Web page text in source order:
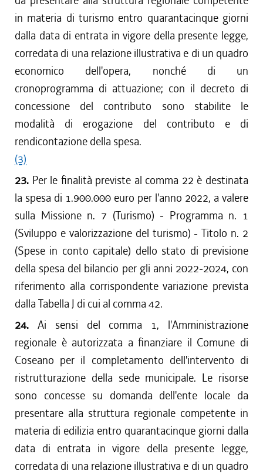
in materia di turismo entro quarantacinque giorni
dalla data di entrata in vigore della presente legge,
corredata di una relazione illustrativa e di un quadro
economico dell'opera, nonché di un
cronoprogramma di attuazione; con il decreto di
concessione del contributo sono stabilite le
modalità di erogazione del contributo e di
rendicontazione della spesa.
(3)
23. Per le finalità previste al comma 22 è destinata
la spesa di 1.900.000 euro per l'anno 2022, a valere
sulla Missione n. 7 (Turismo) - Programma n. 1
(Sviluppo e valorizzazione del turismo) - Titolo n. 2
(Spese in conto capitale) dello stato di previsione
della spesa del bilancio per gli anni 2022-2024, con
riferimento alla corrispondente variazione prevista
dalla Tabella J di cui al comma 42.
24. Ai sensi del comma 1, l'Amministrazione
regionale è autorizzata a finanziare il Comune di
Coseano per il completamento dell'intervento di
ristrutturazione della sede municipale. Le risorse
sono concesse su domanda dell'ente locale da
presentare alla struttura regionale competente in
materia di edilizia entro quarantacinque giorni dalla
data di entrata in vigore della presente legge,
corredata di una relazione illustrativa e di un quadro